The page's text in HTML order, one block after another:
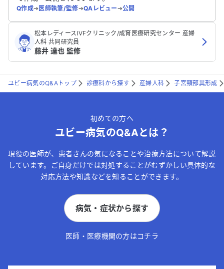
Q作成➔医師執筆/監修➔QAレビュー➔公開
松本レディースIVFクリニック/成育医療研究センター 産婦
人科 共同研究員
藤井 達也 監修
ユビー病気のQ&Aトップ 診療科から探す 産婦人科 子宮頸部異形成
初めての方へ
ユビー病気のQ&Aとは？
現役の医師が、患者さんの気になることや治療方法について解説
しています。ご自身だけでは対処することがむずかしい具体的な
対応方法や知識などを知ることができます。
病気・症状から探す
医師・医療機関の方はコチラ